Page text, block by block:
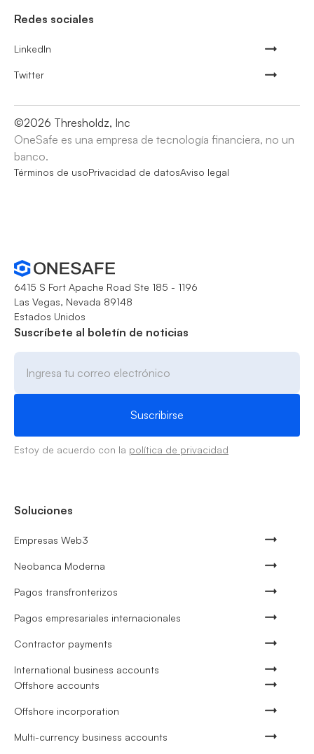
Redes sociales
LinkedIn
Twitter
©2026 Thresholdz, Inc
OneSafe es una empresa de tecnología financiera, no un
banco.
Términos de usoPrivacidad de datosAviso legal
6415 S Fort Apache Road Ste 185 - 1196
Las Vegas, Nevada 89148
Estados Unidos
Suscríbete al boletín de noticias
Estoy de acuerdo con la política de privacidad
Soluciones
Empresas Web3
Neobanca Moderna
Pagos transfronterizos
Pagos empresariales internacionales
Contractor payments
International business accounts
Offshore accounts
Offshore incorporation
Multi-currency business accounts